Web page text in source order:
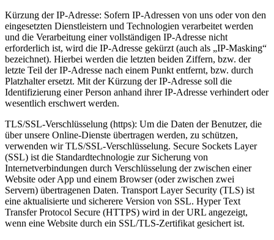
Kürzung der IP-Adresse: Sofern IP-Adressen von uns oder von den
eingesetzten Dienstleistern und Technologien verarbeitet werden
und die Verarbeitung einer vollständigen IP-Adresse nicht
erforderlich ist, wird die IP-Adresse gekürzt (auch als „IP-Masking“
bezeichnet). Hierbei werden die letzten beiden Ziffern, bzw. der
letzte Teil der IP-Adresse nach einem Punkt entfernt, bzw. durch
Platzhalter ersetzt. Mit der Kürzung der IP-Adresse soll die
Identifizierung einer Person anhand ihrer IP-Adresse verhindert oder
wesentlich erschwert werden.
TLS/SSL-Verschlüsselung (https): Um die Daten der Benutzer, die
über unsere Online-Dienste übertragen werden, zu schützen,
verwenden wir TLS/SSL-Verschlüsselung. Secure Sockets Layer
(SSL) ist die Standardtechnologie zur Sicherung von
Internetverbindungen durch Verschlüsselung der zwischen einer
Website oder App und einem Browser (oder zwischen zwei
Servern) übertragenen Daten. Transport Layer Security (TLS) ist
eine aktualisierte und sicherere Version von SSL. Hyper Text
Transfer Protocol Secure (HTTPS) wird in der URL angezeigt,
wenn eine Website durch ein SSL/TLS-Zertifikat gesichert ist.